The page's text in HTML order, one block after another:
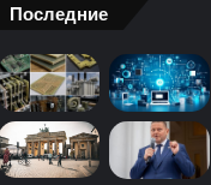
Последние